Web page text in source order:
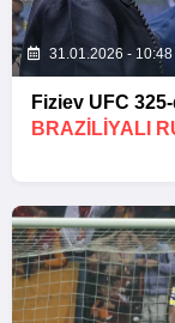
31.01.2026 - 10:48
Fiziev UFC
BRAZILIYALI